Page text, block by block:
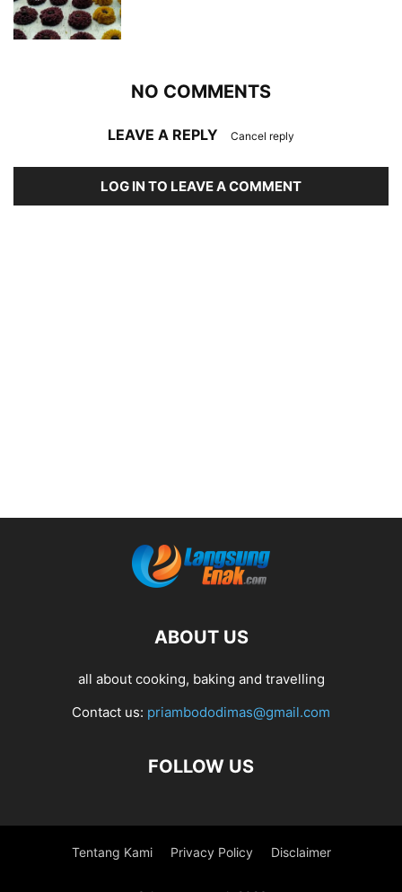
NO COMMENTS
LEAVE A REPLY Cancel reply
LOG IN TO LEAVE A COMMENT
ABOUT US
all about cooking, baking and travelling
Contact us: priambododimas@gmail.com
FOLLOW US
Tentang Kami Privacy Policy Disclaimer